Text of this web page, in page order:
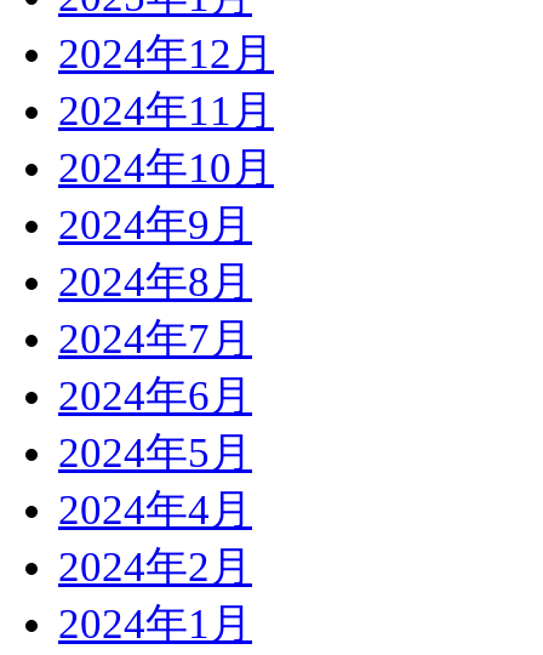
2024年12月
2024年11月
2024年10月
2024年9月
2024年8月
2024年7月
2024年6月
2024年5月
2024年4月
2024年2月
2024年1月